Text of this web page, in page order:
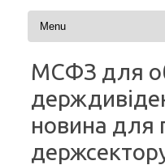
Перейти до контенту
МСФЗ для
новина для